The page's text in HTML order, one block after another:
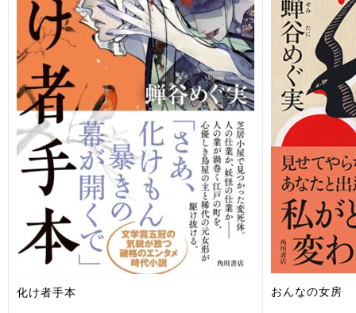
化け者手本 おんなの女房